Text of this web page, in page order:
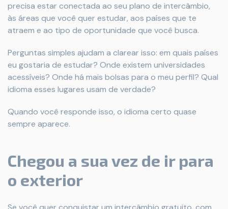
precisa estar conectada ao seu plano de intercâmbio,
às áreas que você quer estudar, aos países que te
atraem e ao tipo de oportunidade que você busca.
Perguntas simples ajudam a clarear isso: em quais países
eu gostaria de estudar? Onde existem universidades
acessíveis? Onde há mais bolsas para o meu perfil? Qual
idioma esses lugares usam de verdade?
Quando você responde isso, o idioma certo quase
sempre aparece.
Chegou a sua vez de ir para
o exterior